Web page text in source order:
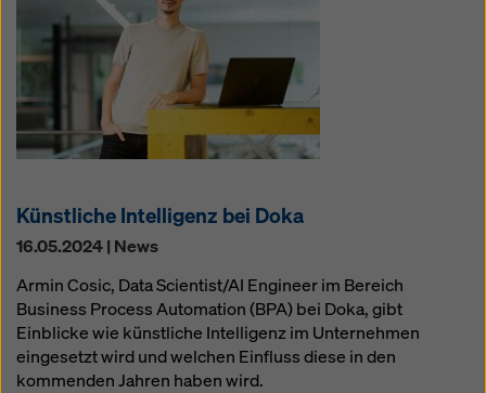
Künstliche Intelligenz bei Doka
16.05.2024 | News
Armin Cosic, Data Scientist/AI Engineer im Bereich
Business Process Automation (BPA) bei Doka, gibt
Einblicke wie künstliche Intelligenz im Unternehmen
eingesetzt wird und welchen Einfluss diese in den
kommenden Jahren haben wird.